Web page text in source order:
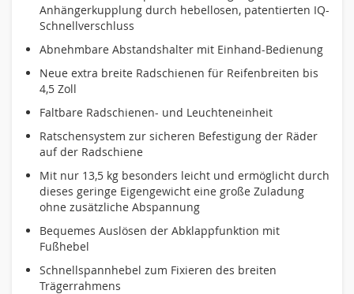
Anhängerkupplung durch hebellosen, patentierten IQ-
Schnellverschluss
Abnehmbare Abstandshalter mit Einhand-Bedienung
Neue extra breite Radschienen für Reifenbreiten bis
4,5 Zoll
Faltbare Radschienen- und Leuchteneinheit
Ratschensystem zur sicheren Befestigung der Räder
auf der Radschiene
Mit nur 13,5 kg besonders leicht und ermöglicht durch
dieses geringe Eigengewicht eine große Zuladung
ohne zusätzliche Abspannung
Bequemes Auslösen der Abklappfunktion mit
Fußhebel
Schnellspannhebel zum Fixieren des breiten
Trägerrahmens